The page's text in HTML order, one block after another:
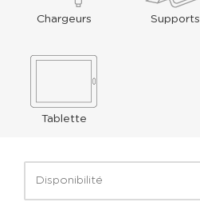
Chargeurs Supports
Tablette
Disponibilité